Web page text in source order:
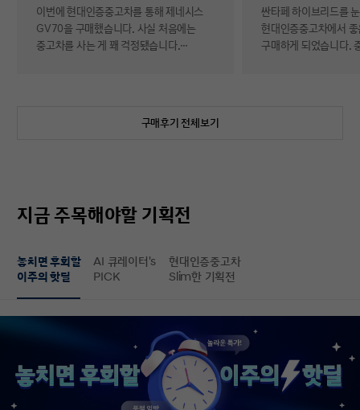
이번에 현대인증중고차를 통해 제네시스
GV70을 구매했습니다. 사실 처음에는
중고차를 사는 게 꽤 걱정됐습니다.
보면 예상과 달라서 후회했다는 이야기도
제공돼서 불안감이 많이 줄었다는
상태가 더 좋아서 만족도가 높았습니다.
중고차지만 관리가 잘 된 차량이라는
느낌이 확실히 들었습니다. 무엇보다
좋았던 건 ‘중고차인데도 걱정이 거의
없었다’는 점입니다. 차를 잘 모르는 사람
입장에서는 어디를 봐야 할지부터
막막한데, 그런 부담이 많이 줄었습니다.
온라인으로 비교하고 구매까지 진행할 수
있어서 시간적으로도 편했고, 직장인
싼타페 하이브리드를
현대인증중고차에서
구매하게 되었습니다.
도착해 기분 좋게 차를
완벽한 경험이었습니
고민하는 사람 있으면
현대인증중고차 추천
차량 보내주셔서 감사
구매후기 전체보기
지금 주목해야할 기획전
놓치면 후회할
이주의 핫딜
AI 큐레이터's
PICK
현대인증중고차
Slim한 기획전